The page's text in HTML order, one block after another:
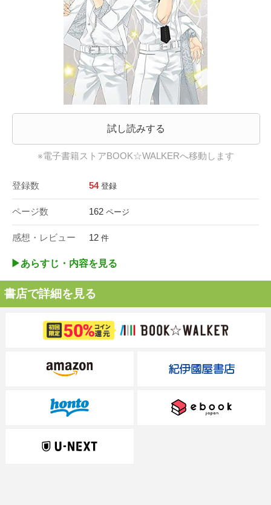
試し読みする
※電子書籍ストアBOOK☆WALKERへ移動します
登録数 54 登録
ページ数 162 ページ
感想・レビュー 12 件
▶︎あらすじ・内容を見る
書店で詳細を見る